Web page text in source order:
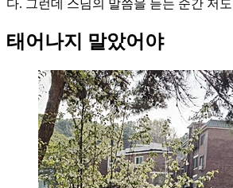
다. 그런데 스님의 말씀을 듣는 순간 저
태어나지 말았어야